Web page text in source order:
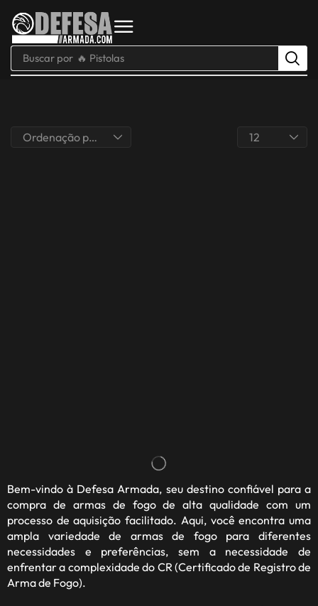
Buscar por 🔥 Pistolas
Bem-vindo à Defesa Armada, seu destino confiável para a
compra de armas de fogo de alta qualidade com um
processo de aquisição facilitado. Aqui, você encontra uma
ampla variedade de armas de fogo para diferentes
necessidades e preferências, sem a necessidade de
enfrentar a complexidade do CR (Certificado de Registro de
Arma de Fogo).